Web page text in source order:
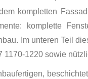
kompletten
komplette
Im unteren Teil
1170-1220 sowie